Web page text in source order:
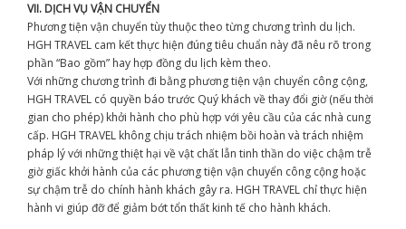
VII. DỊCH VỤ VẬN CHUYỂN
Phương tiện vận chuyển tùy thuộc theo từng chương trình du lịch.
HGH TRAVEL cam kết thực hiện đúng tiêu chuẩn này đã nêu rõ trong
phần “Bao gồm” hay hợp đồng du lịch kèm theo.
Với những chương trình đi bằng phương tiện vận chuyển công cộng,
HGH TRAVEL có quyền báo trước Quý khách về thay đổi giờ (nếu thời
gian cho phép) khởi hành cho phù hợp với yêu cầu của các nhà cung
cấp. HGH TRAVEL không chịu trách nhiệm bồi hoàn và trách nhiệm
pháp lý với những thiệt hại về vật chất lẫn tinh thần do việc chậm trễ
giờ giấc khởi hành của các phương tiện vận chuyển công cộng hoặc
sự chậm trễ do chính hành khách gây ra. HGH TRAVEL chỉ thực hiện
hành vi giúp đỡ để giảm bớt tổn thất kinh tế cho hành khách.